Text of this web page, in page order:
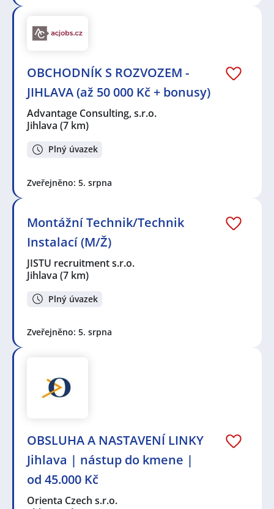
OBCHODNÍK S ROZVOZEM -
JIHLAVA (až 50 000 Kč + bonusy)
Advantage Consulting, s.r.o.
Jihlava (7 km)
Plný úvazek
Zveřejněno: 5. srpna
Montážní Technik/Technik
Instalací (M/Ž)
JISTU recruitment s.r.o.
Jihlava (7 km)
Plný úvazek
Zveřejněno: 5. srpna
OBSLUHA A NASTAVENÍ LINKY
Jihlava | nástup do kmene |
od 45.000 Kč
Orienta Czech s.r.o.